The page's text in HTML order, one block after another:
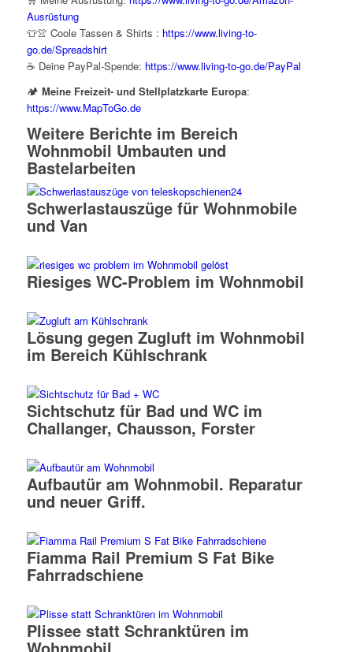
Ausrüstung
👕👚 Coole Tassen & Shirts : https://www.living-to-
go.de/Spreadshirt
☕ Deine PayPal-Spende: https://www.living-to-go.de/PayPal
🏕️ Meine Freizeit- und Stellplatzkarte Europa:
https://www.MapToGo.de
Weitere Berichte im Bereich
Wohnmobil Umbauten und
Bastelarbeiten
Schwerlastauszüge für Wohnmobile
und Van
Riesiges WC-Problem im Wohnmobil
Lösung gegen Zugluft im Wohnmobil
im Bereich Kühlschrank
Sichtschutz für Bad und WC im
Challanger, Chausson, Forster
Aufbautür am Wohnmobil. Reparatur
und neuer Griff.
Fiamma Rail Premium S Fat Bike
Fahrradschiene
Plissee statt Schranktüren im